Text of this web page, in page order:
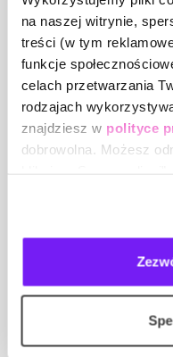
na naszej witrynie,
treści (w tym
funkcje
celach przetwarzania
rodzajach
znajdziesz w polityce
dobrowolna. Możesz
a także na
W dłuższej
polecenia tworzą
pracy. Kandydaci z
integrują się z
firmie, co
Wyższa
Kandydaci z
zwykle zna
wymagań.
jest zwykle
Polecenia
budować